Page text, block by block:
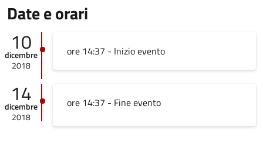
Date e orari
10
dicembre
2018
ore 14:37 - Inizio evento
14
dicembre
2018
ore 14:37 - Fine evento